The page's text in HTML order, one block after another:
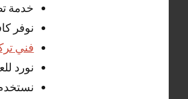
خدمة
نوفر
فني
نورد